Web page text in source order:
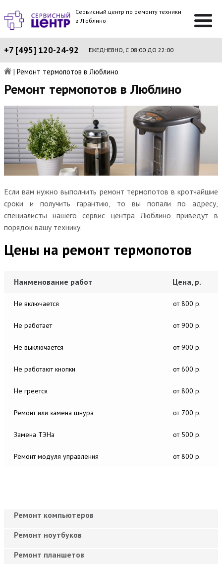
Сервисный центр по ремонту техники
в Люблино
+7 [495] 120-24-92 ЕЖЕДНЕВНО, С 08:00 ДО 22:00
| Ремонт термопотов в Люблино
Ремонт термопотов в Люблино
Если вам нужно выполнить ремонт термопотов в кротчайшие
сроки и получить гарантию, то вы попали по адресу,
специалисты нашего сервис центра Люблино приведут в
порядок вашу технику.
Цены на ремонт термопотов
Наименование работ Цена, р.
Не включается от 800 р.
Не работает от 900 р.
Не выключается от 900 р.
Не работают кнопки от 600 р.
Не греется от 800 р.
Ремонт или замена шнура от 700 р.
Замена ТЭНа от 500 р.
Ремонт модуля управления от 800 р.
Ремонт компьютеров
Ремонт ноутбуков
Ремонт планшетов